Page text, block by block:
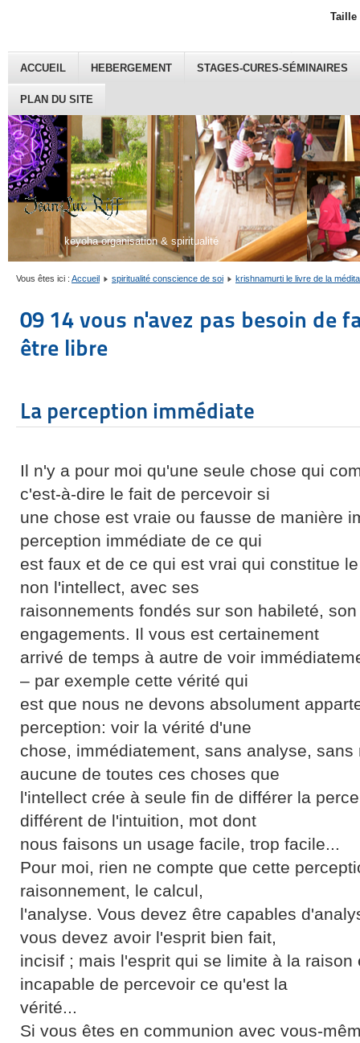
keyoha organisation & spiritualité
ACCUEIL HEBERGEMENT STAGES-CURES-SÉMINAIRES
PLAN DU SITE
Taille
Vous êtes ici : Accueil spiritualité conscience de soi krishnamurti le livre de la
09 14 vous n'avez pas besoin de
être libre
La perception immédiate
Il n'y a pour moi qu'une seule chose qui
c'est-à-dire le fait de percevoir si
une chose est vraie ou fausse de manière
perception immédiate de ce qui
est faux et de ce qui est vrai qui constitue
non l'intellect, avec ses
raisonnements fondés sur son habileté,
engagements. Il vous est certainement
arrivé de temps à autre de voir
– par exemple cette vérité qui
est que nous ne devons absolument
perception: voir la vérité d'une
chose, immédiatement, sans analyse,
aucune de toutes ces choses que
l'intellect crée à seule fin de différer la
différent de l'intuition, mot dont
nous faisons un usage facile, trop facile...
Pour moi, rien ne compte que cette
raisonnement, le calcul,
l'analyse. Vous devez être capables
vous devez avoir l'esprit bien fait,
incisif ; mais l'esprit qui se limite à la raison
incapable de percevoir ce qu'est la
vérité...
Si vous êtes en communion avec vous-